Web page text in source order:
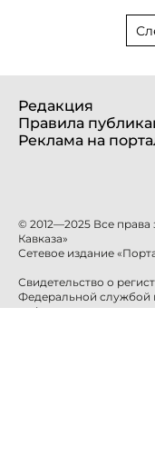
Редакция
Правила
Реклама на
© 2012—2025 Все
Кавказа»
Сетевое издание
Свидетельство о
Федеральной службой
информационных